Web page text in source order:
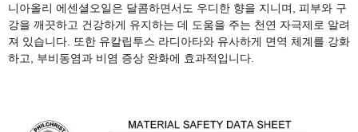
니아올리 에센셜오일은 달콤하면서도 우디한 향을 지니며, 피부와 구
강을 깨끗하고 건강하게 유지하는 데 도움을 주는 천연 자극제로 알려
져 있습니다. 또한 유칼립투스 라디아타와 유사하게 면역 체계를 강화
하고, 부비동염과 비염 증상 완화에 효과적입니다.